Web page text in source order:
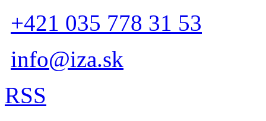
+421 035 778 31 53
info@iza.sk
RSS